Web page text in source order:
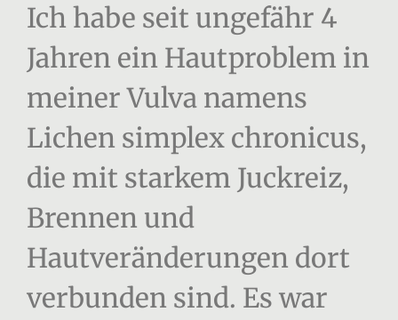
Ich habe seit ungefähr 4
Jahren ein Hautproblem in
meiner Vulva namens
Lichen simplex chronicus,
die mit starkem Juckreiz,
Brennen und
Hautveränderungen dort
verbunden sind. Es war